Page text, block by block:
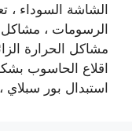
الشاشة السوداء ،
الرسومات ، مشاكل
مشاكل الحرارة
اقلاع الحاسوب
استبدال بور